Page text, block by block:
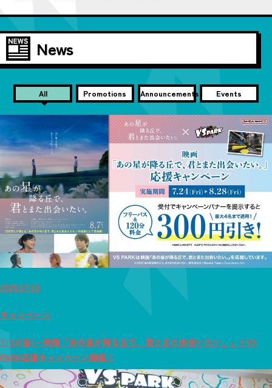
News
All Promotions Announcements Events
2026.07.24
キャンペーン
7/24(金)～映画『あの星が降る丘で、君とまた出会いたい。』×VS
PARK応援キャンペーン開催！